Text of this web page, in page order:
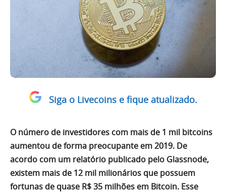
Siga o Livecoins e fique atualizado.
O número de investidores com mais de 1 mil bitcoins
aumentou de forma preocupante em 2019. De
acordo com um relatório publicado pelo Glassnode,
existem mais de 12 mil milionários que possuem
fortunas de quase R$ 35 milhões em Bitcoin. Esse